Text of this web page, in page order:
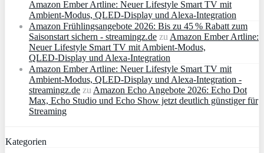
Amazon Ember Artline: Neuer Lifestyle Smart TV mit
Ambient‑Modus, QLED‑Display und Alexa‑Integration
Amazon Frühlingsangebote 2026: Bis zu 45 % Rabatt zum
Saisonstart sichern - streamingz.de zu Amazon Ember Artline:
Neuer Lifestyle Smart TV mit Ambient‑Modus,
QLED‑Display und Alexa‑Integration
Amazon Ember Artline: Neuer Lifestyle Smart TV mit
Ambient‑Modus, QLED‑Display und Alexa‑Integration -
streamingz.de zu Amazon Echo Angebote 2026: Echo Dot
Max, Echo Studio und Echo Show jetzt deutlich günstiger für
Streaming
Kategorien